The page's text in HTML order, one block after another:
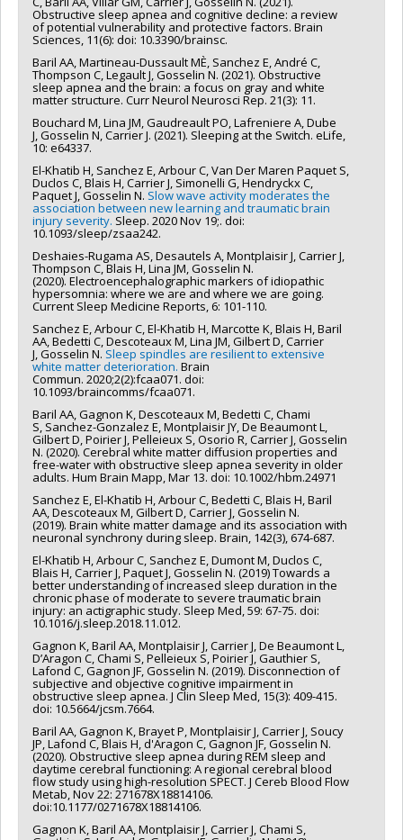
Obstructive sleep apnea and cognitive decline: a review
of potential vulnerability and protective factors. Brain
Sciences, 11(6): doi: 10.3390/brainsc.
Baril AA, Martineau-Dussault MÈ, Sanchez E, André C,
Thompson C, Legault J, Gosselin N. (2021). Obstructive
sleep apnea and the brain: a focus on gray and white
matter structure. Curr Neurol Neurosci Rep. 21(3): 11.
Bouchard M, Lina JM, Gaudreault PO, Lafreniere A, Dube
J, Gosselin N, Carrier J. (2021). Sleeping at the Switch. eLife,
10: e64337.
El-Khatib H, Sanchez E, Arbour C, Van Der Maren Paquet S,
Duclos C, Blais H, Carrier J, Simonelli G, Hendryckx C,
Paquet J, Gosselin N. Slow wave activity moderates the
association between new learning and traumatic brain
injury severity. Sleep. 2020 Nov 19;. doi:
10.1093/sleep/zsaa242.
Deshaies-Rugama AS, Desautels A, Montplaisir J, Carrier J,
Thompson C, Blais H, Lina JM, Gosselin N.
(2020). Electroencephalographic markers of idiopathic
hypersomnia: where we are and where we are going.
Current Sleep Medicine Reports, 6: 101-110.
Sanchez E, Arbour C, El-Khatib H, Marcotte K, Blais H, Baril
AA, Bedetti C, Descoteaux M, Lina JM, Gilbert D, Carrier
J, Gosselin N. Sleep spindles are resilient to extensive
white matter deterioration. Brain
Commun. 2020;2(2):fcaa071. doi:
10.1093/braincomms/fcaa071.
Baril AA, Gagnon K, Descoteaux M, Bedetti C, Chami
S, Sanchez-Gonzalez E, Montplaisir JY, De Beaumont L,
Gilbert D, Poirier J, Pelleieux S, Osorio R, Carrier J, Gosselin
N. (2020). Cerebral white matter diffusion properties and
free-water with obstructive sleep apnea severity in older
adults. Hum Brain Mapp, Mar 13. doi: 10.1002/hbm.24971
Sanchez E, El-Khatib H, Arbour C, Bedetti C, Blais H, Baril
AA, Descoteaux M, Gilbert D, Carrier J, Gosselin N.
(2019). Brain white matter damage and its association with
neuronal synchrony during sleep. Brain, 142(3), 674-687.
El-Khatib H, Arbour C, Sanchez E, Dumont M, Duclos C,
Blais H, Carrier J, Paquet J, Gosselin N. (2019) Towards a
better understanding of increased sleep duration in the
chronic phase of moderate to severe traumatic brain
injury: an actigraphic study. Sleep Med, 59: 67-75. doi:
10.1016/j.sleep.2018.11.012.
Gagnon K, Baril AA, Montplaisir J, Carrier J, De Beaumont L,
D’Aragon C, Chami S, Pelleieux S, Poirier J, Gauthier S,
Lafond C, Gagnon JF, Gosselin N. (2019). Disconnection of
subjective and objective cognitive impairment in
obstructive sleep apnea. J Clin Sleep Med, 15(3): 409-415.
doi: 10.5664/jcsm.7664.
Baril AA, Gagnon K, Brayet P, Montplaisir J, Carrier J, Soucy
JP, Lafond C, Blais H, d'Aragon C, Gagnon JF, Gosselin N.
(2020). Obstructive sleep apnea during REM sleep and
daytime cerebral functioning: A regional cerebral blood
flow study using high-resolution SPECT. J Cereb Blood Flow
Metab, Nov 22: 271678X18814106.
doi:10.1177/0271678X18814106.
Gagnon K, Baril AA, Montplaisir J, Carrier J, Chami S,